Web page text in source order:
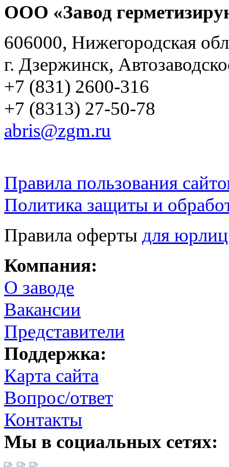
ООО «Завод
606000, Нижегородская
г. Дзержинск,
+7 (831) 2600-316
+7 (8313) 27-50-78
abris@zgm.ru
Правила пользования
Политика защиты и
Правила оферты для
Компания:
О заводе
Вакансии
Представители
Поддержка:
Карта сайта
Вопрос/ответ
Контакты
Мы в социальных сетях: